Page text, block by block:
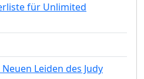
für Unlimited
Leiden des Judy